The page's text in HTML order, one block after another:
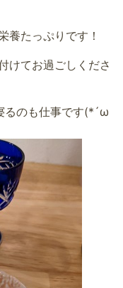
養たっぷりです！
けてお過ごしくださ
るのも仕事です(*´ω